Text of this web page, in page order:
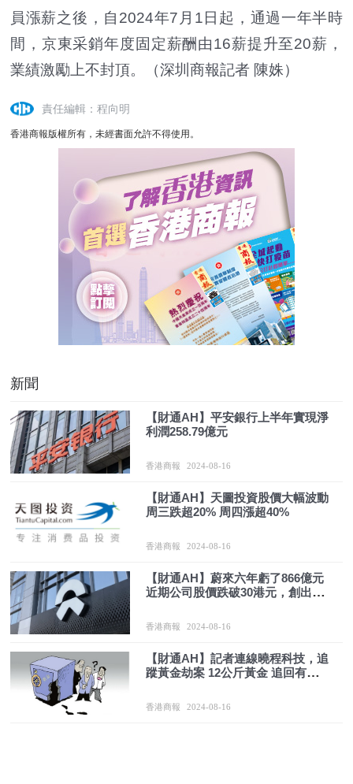
員漲薪之後，自2024年7月1日起，通過一年半時
間，京東采銷年度固定薪酬由16薪提升至20薪，
業績激勵上不封頂。
（深圳商報記者 陳姝）
責任編輯：程向明
香港商報版權所有，未經書面允許不得使用。
新聞
【財通AH】平安銀行上半年實現淨
利潤258.79億元
香港商報 2024-08-16
【財通AH】天圖投資股價大幅波動
周三跌超20% 周四漲超40%
香港商報 2024-08-16
【財通AH】蔚來六年虧了866億元
近期公司股價跌破30港元，創出歷
香港商報 2024-08-16
【財通AH】記者連線曉程科技，追
蹤黃金劫案 12公斤黃金 追回有難
香港商報 2024-08-16